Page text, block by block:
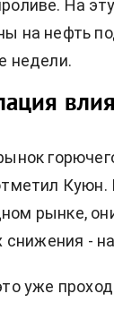
На
на нефть
недели.
рынке,
снижения -
уже